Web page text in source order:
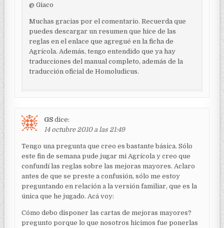
@ Giaco
Muchas gracias por el comentario. Recuerda que
puedes descargar un resumen que hice de las
reglas en el enlace que agregué en la ficha de
Agrícola. Además, tengo entendido que ya hay
traducciones del manual completo, además de la
traducción oficial de Homoludicus.
GS dice:
14 octubre 2010 a las 21:49
Tengo una pregunta que creo es bastante básica. Sólo
este fin de semana pude jugar mi Agrícola y creo que
confundí las reglas sobre las mejoras mayores. Aclaro
antes de que se preste a confusión, sólo me estoy
preguntando en relación a la versión familiar, que es la
única que he jugado. Acá voy:
Cómo debo disponer las cartas de mejoras mayores?
pregunto porque lo que nosotros hicimos fue ponerlas